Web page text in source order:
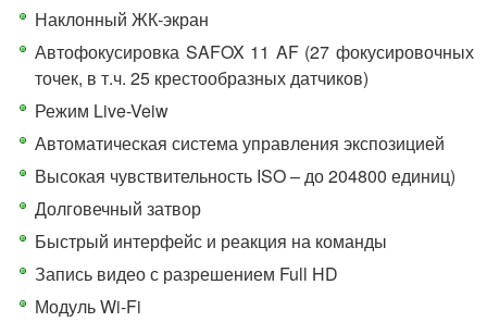
Наклонный ЖК-экран
Автофокусировка SAFOX 11 AF (27 фокусировочных
точек, в т.ч. 25 крестообразных датчиков)
Режим Live-Veiw
Автоматическая система управления экспозицией
Высокая чувствительность ISO – до 204800 единиц)
Долговечный затвор
Быстрый интерфейс и реакция на команды
Запись видео с разрешением Full HD
Модуль Wi-Fi